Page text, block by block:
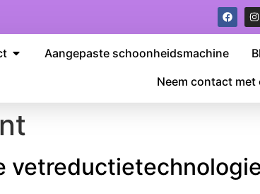
Aangepaste schoonheidsmachine
Neem contact met